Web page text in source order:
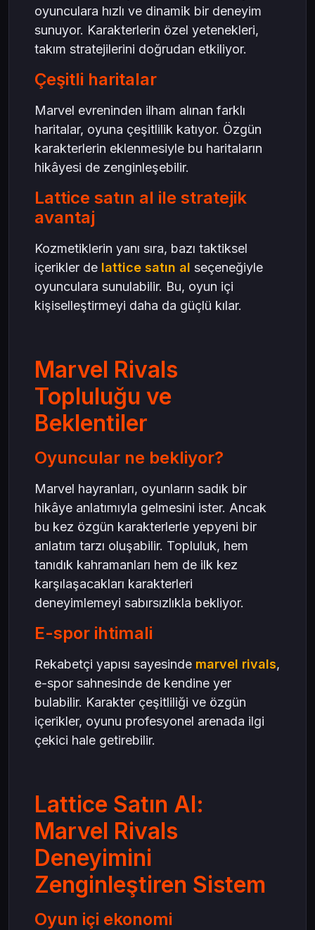
oyunculara hızlı ve dinamik bir deneyim
sunuyor. Karakterlerin özel yetenekleri,
takım stratejilerini doğrudan etkiliyor.
Çeşitli haritalar
Marvel evreninden ilham alınan farklı
haritalar, oyuna çeşitlilik katıyor. Özgün
karakterlerin eklenmesiyle bu haritaların
hikâyesi de zenginleşebilir.
Lattice satın al ile stratejik
avantaj
Kozmetiklerin yanı sıra, bazı taktiksel
içerikler de lattice satın al seçeneğiyle
oyunculara sunulabilir. Bu, oyun içi
kişiselleştirmeyi daha da güçlü kılar.
Marvel Rivals
Topluluğu ve
Beklentiler
Oyuncular ne bekliyor?
Marvel hayranları, oyunların sadık bir
hikâye anlatımıyla gelmesini ister. Ancak
bu kez özgün karakterlerle yepyeni bir
anlatım tarzı oluşabilir. Topluluk, hem
tanıdık kahramanları hem de ilk kez
karşılaşacakları karakterleri
deneyimlemeyi sabırsızlıkla bekliyor.
E-spor ihtimali
Rekabetçi yapısı sayesinde marvel rivals,
e-spor sahnesinde de kendine yer
bulabilir. Karakter çeşitliliği ve özgün
içerikler, oyunu profesyonel arenada ilgi
çekici hale getirebilir.
Lattice Satın Al:
Marvel Rivals
Deneyimini
Zenginleştiren Sistem
Oyun içi ekonomi